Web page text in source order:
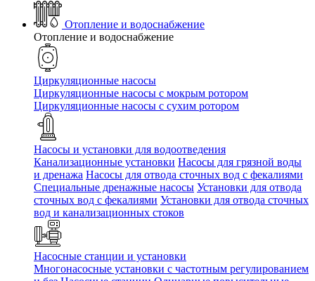
Отопление и водоснабжение
Отопление и водоснабжение
Циркуляционные насосы
Циркуляционные насосы с мокрым ротором
Циркуляционные насосы с сухим ротором
Насосы и установки для водоотведения
Канализационные установки Насосы для грязной воды
и дренажа Насосы для отвода сточных вод c фекалиями
Специальные дренажные насосы Установки для отвода
сточных вод c фекалиями Установки для отвода сточных
вод и канализационных стоков
Насосные станции и установки
Многонасосные установки с частотным регулированием